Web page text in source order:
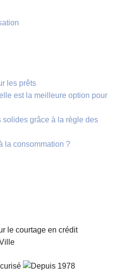
les prêts
est la meilleure option pour
solides grâce à la règle des
la consommation ?
le courtage en crédit